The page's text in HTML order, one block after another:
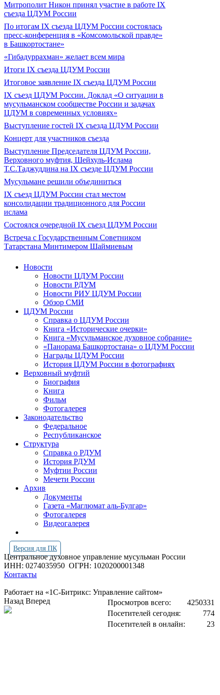
Митрополит Никон принял участие в работе IX
съезда ЦДУМ России
По итогам IX съезда ЦДУМ России состоялась
пресс-конференция в «Комсомольской правде»
в Башкортостане»
«Гибадуррахман» желает всем мира
Итоги IX cъезда ЦДУМ России
Итоговое заявление IX съезда ЦДУМ России
IX съезд ЦДУМ России. Доклад «О ситуации в
мусульманском сообществе России и задачах
ЦДУМ в современных условиях»
Выступление гостей IX съезда ЦДУМ России
Концерт для участников съезда
Выступление Председателя ЦДУМ России,
Верховного муфтия, Шейхуль-Ислама
Т.С.Таджуддина на IX съезде ЦДУМ России
Мусульмане решили объединиться
IX съезд ЦДУМ России стал местом
консолидации традиционного для России
ислама
Состоялся очередной IX съезд ЦДУМ России
Встреча с Государственным Советником
Татарстана Минтимером Шаймиевым
Новости
Новости ЦДУМ России
Новости РДУМ
Новости РИУ ЦДУМ России
Обзор СМИ
ЦДУМ России
Справка о ЦДУМ России
Книга «Исторические очерки»
Книга «Мусульманское духовное собрание»
«Панорама Башкортостана» о ЦДУМ России
Награды ЦДУМ России
История ЦДУМ России в фотографиях
Верховный муфтий
Биография
Книга
Фильм
Фотогалерея
Законодательство
Федеральное
Республиканское
Структура
Справка о РДУМ
История РДУМ
Муфтии России
Мечети России
Архив
Документы
Газета «Маглюмат аль-Булгар»
Фотогалерея
Видеогалерея
Версия для ПК
Центральное духовное управление мусульман России
ИНН: 0274035950 ОГРН: 1020200001348
Контакты
Работает на «1С-Битрикс: Управление сайтом»
Просмотров всего:
4250331
Посетителей сегодня:
774
Посетителей в онлайн:
23
Назад Вперед